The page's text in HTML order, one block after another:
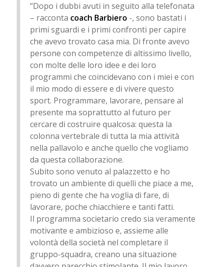
“Dopo i dubbi avuti in seguito alla telefonata
– racconta coach Barbiero -, sono bastati i
primi sguardi e i primi confronti per capire
che avevo trovato casa mia. Di fronte avevo
persone con competenze di altissimo livello,
con molte delle loro idee e dei loro
programmi che coincidevano con i miei e con
il mio modo di essere e di vivere questo
sport. Programmare, lavorare, pensare al
presente ma soprattutto al futuro per
cercare di costruire qualcosa: questa la
colonna vertebrale di tutta la mia attività
nella pallavolo e anche quello che vogliamo
da questa collaborazione.
Subito sono venuto al palazzetto e ho
trovato un ambiente di quelli che piace a me,
pieno di gente che ha voglia di fare, di
lavorare, poche chiacchiere e tanti fatti.
Il programma societario credo sia veramente
motivante e ambizioso e, assieme alle
volontà della società nel completare il
gruppo-squadra, creano una situazione